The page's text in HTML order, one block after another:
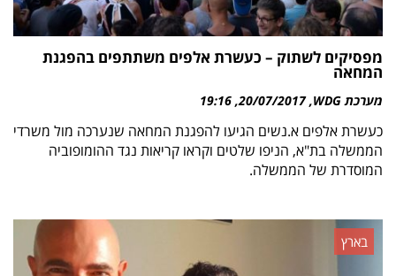
מפסיקים לשתוק – כעשרת אלפים משתתפים בהפגנת
המחאה
מערכת WDG 20/07/2017
19:16
כעשרת אלפים א.נשים הגיעו להפגנת המחאה שנערכה מול משרדי
הממשלה בת"א, הניפו שלטים וקראו קריאות נגד ההומופוביה
המוסדרת של הממשלה.
בארץ